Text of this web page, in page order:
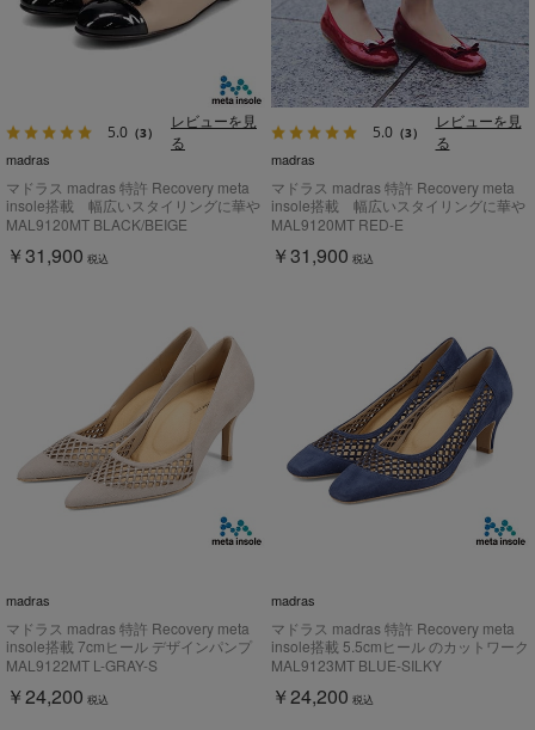
5.0 （3）
レビューを見
る
madras
マドラス madras 特許 Recovery meta
insole搭載 幅広いスタイリングに華や
ぎをもたらす万能バレーシューズ
MAL9120MT BLACK/BEIGE
￥31,900 税込
5.0（3）
レビューを見
る
madras
マドラス madras 特許 Recovery meta
insole搭載 幅広いスタイリングに華や
ぎをもたらす万能バレーシューズ
MAL9120MT RED-E
￥31,900 税込
madras
マドラス madras 特許 Recovery meta
insole搭載 7cmヒール デザインパンプ
ス MAL9122MT
MAL9122MT L-GRAY-S
￥24,200 税込
madras
マドラス madras 特許 Recovery meta
insole搭載 5.5cmヒール のカットワーク
デザインパンプス MAL9123MT
MAL9123MT BLUE-SILKY
￥24,200 税込